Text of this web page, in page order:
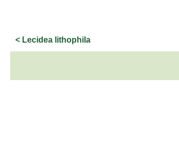
< Lecidea lithophila